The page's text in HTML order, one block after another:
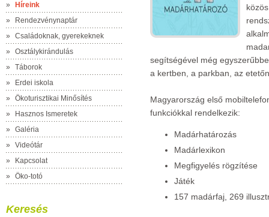
»
Híreink
»
Rendezvénynaptár
»
Családoknak, gyerekeknek
»
Osztálykirándulás
»
Táborok
»
Erdei iskola
»
Ökoturisztikai Minősítés
»
Hasznos Ismeretek
»
Galéria
»
Videótár
»
Kapcsolat
»
Öko-totó
Keresés
segítségével még
a kertben, a parkban, az
Magyarország első
funkciókkal rendelkezik:
Madárhatározás
Madárlexikon
Megfigyelés rögzítése
Játék
157 madárfaj, 269